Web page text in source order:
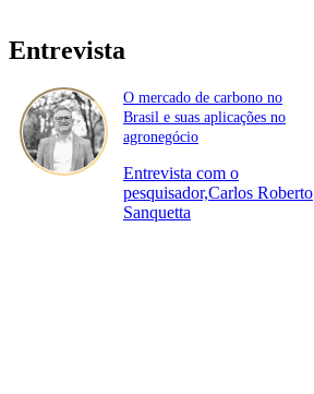
Entrevista
O mercado de carbono no
Brasil e suas aplicações no
agronegócio
Entrevista com o
pesquisador,Carlos Roberto
Sanquetta